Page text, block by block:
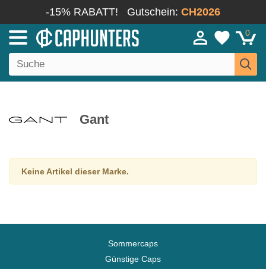
-15% RABATT! Gutschein: CH2026
0
Gant
Keine Artikel dieser Marke.
Sommercaps
Günstige Caps